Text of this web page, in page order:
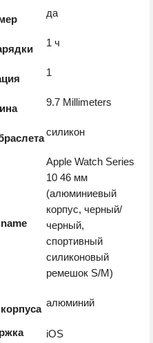
да
1 ч
1
9.7 Millimeters
силикон
Apple Watch Series
10 46 мм
(алюминиевый
корпус, черный/
черный,
спортивный
силиконовый
ремешок S/M)
алюминий
iOS